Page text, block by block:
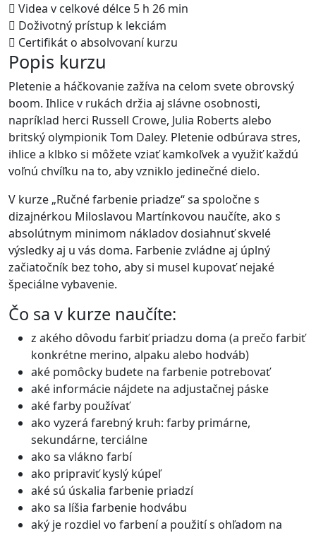
Videa v celkové délce 5 h 26 min
Doživotný prístup k lekciám
Certifikát o absolvovaní kurzu
Popis kurzu
Pletenie a háčkovanie zažíva na celom svete obrovský
boom. Ihlice v rukách držia aj slávne osobnosti,
napríklad herci Russell Crowe, Julia Roberts alebo
britský olympionik Tom Daley. Pletenie odbúrava stres,
ihlice a klbko si môžete vziať kamkoľvek a využiť každú
voľnú chvíľku na to, aby vzniklo jedinečné dielo.
V kurze „Ručné farbenie priadze“ sa spoločne s
dizajnérkou Miloslavou Martínkovou naučíte, ako s
absolútnym minimom nákladov dosiahnuť skvelé
výsledky aj u vás doma. Farbenie zvládne aj úplný
začiatočník bez toho, aby si musel kupovať nejaké
špeciálne vybavenie.
Čo sa v kurze naučíte:
z akého dôvodu farbiť priadzu doma (a prečo farbiť
konkrétne merino, alpaku alebo hodváb)
aké pomôcky budete na farbenie potrebovať
aké informácie nájdete na adjustačnej páske
aké farby používať
ako vyzerá farebný kruh: farby primárne,
sekundárne, terciálne
ako sa vlákno farbí
ako pripraviť kyslý kúpeľ
aké sú úskalia farbenie priadzí
ako sa líšia farbenie hodvábu
aký je rozdiel vo farbení a použití s ohľadom na